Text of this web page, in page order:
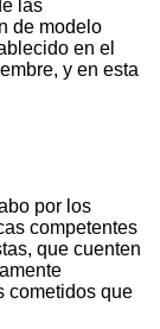
las
de modelo
en el
y en esta
por los
competentes
que cuenten
cometidos que